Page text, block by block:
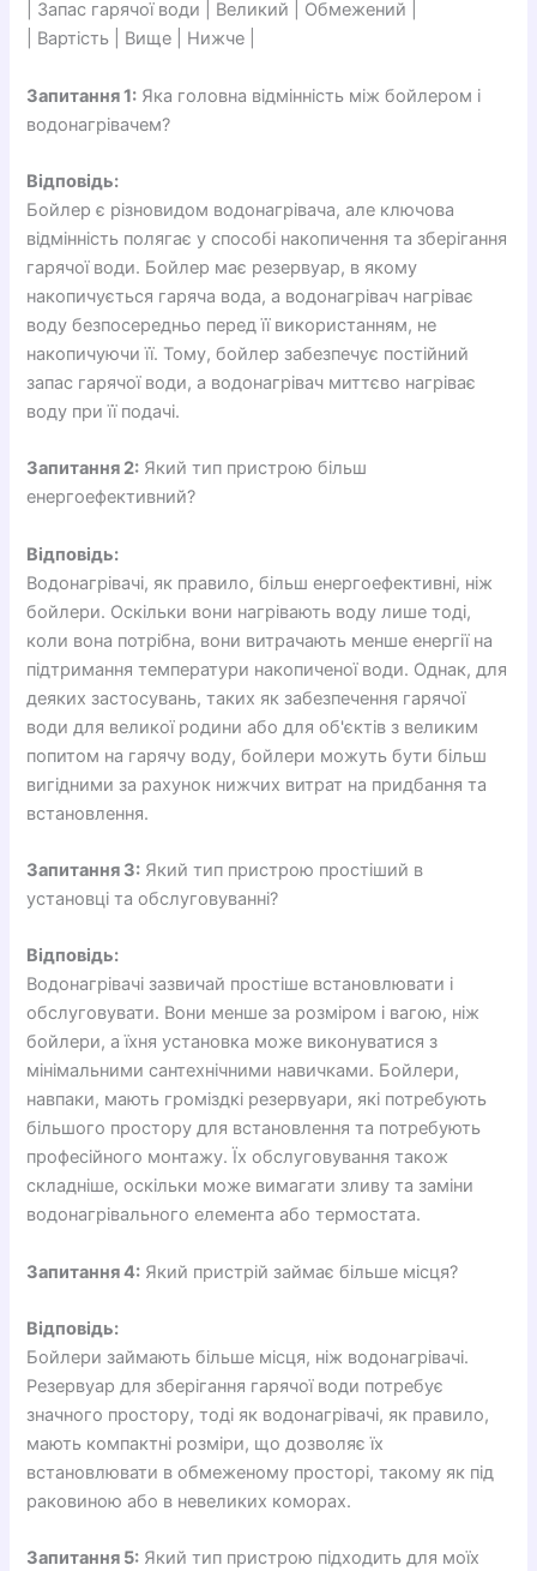
| Запас гарячої води | Великий | Обмежений |
| Вартість | Вище | Нижче |
Запитання 1: Яка головна відмінність між бойлером і
водонагрівачем?
Відповідь:
Бойлер є різновидом водонагрівача, але ключова
відмінність полягає у способі накопичення та зберігання
гарячої води. Бойлер має резервуар, в якому
накопичується гаряча вода, а водонагрівач нагріває
воду безпосередньо перед її використанням, не
накопичуючи її. Тому, бойлер забезпечує постійний
запас гарячої води, а водонагрівач миттєво нагріває
воду при її подачі.
Запитання 2: Який тип пристрою більш
енергоефективний?
Відповідь:
Водонагрівачі, як правило, більш енергоефективні, ніж
бойлери. Оскільки вони нагрівають воду лише тоді,
коли вона потрібна, вони витрачають менше енергії на
підтримання температури накопиченої води. Однак, для
деяких застосувань, таких як забезпечення гарячої
води для великої родини або для об'єктів з великим
попитом на гарячу воду, бойлери можуть бути більш
вигідними за рахунок нижчих витрат на придбання та
встановлення.
Запитання 3: Який тип пристрою простіший в
установці та обслуговуванні?
Відповідь:
Водонагрівачі зазвичай простіше встановлювати і
обслуговувати. Вони менше за розміром і вагою, ніж
бойлери, а їхня установка може виконуватися з
мінімальними сантехнічними навичками. Бойлери,
навпаки, мають громіздкі резервуари, які потребують
більшого простору для встановлення та потребують
професійного монтажу. Їх обслуговування також
складніше, оскільки може вимагати зливу та заміни
водонагрівального елемента або термостата.
Запитання 4: Який пристрій займає більше місця?
Відповідь:
Бойлери займають більше місця, ніж водонагрівачі.
Резервуар для зберігання гарячої води потребує
значного простору, тоді як водонагрівачі, як правило,
мають компактні розміри, що дозволяє їх
встановлювати в обмеженому просторі, такому як під
раковиною або в невеликих коморах.
Запитання 5: Який тип пристрою підходить для моїх